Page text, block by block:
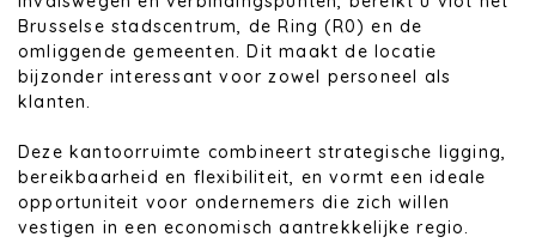
Brusselse stadscentrum, de Ring (R0) en de
omliggende gemeenten. Dit maakt de locatie
bijzonder interessant voor zowel personeel als
klanten.
Deze kantoorruimte combineert strategische ligging,
bereikbaarheid en flexibiliteit, en vormt een ideale
opportuniteit voor ondernemers die zich willen
vestigen in een economisch aantrekkelijke regio.